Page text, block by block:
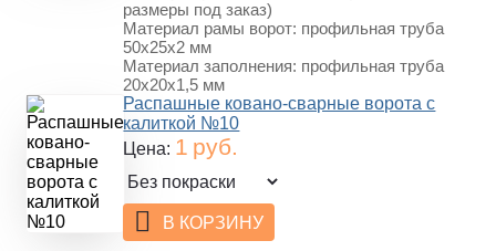
размеры под заказ)
Материал рамы ворот: профильная труба
50х25х2 мм
Материал заполнения: профильная труба
20х20х1,5 мм
Распашные ковано-сварные ворота с
калиткой №10
Цена: 1 руб.
В КОРЗИНУ